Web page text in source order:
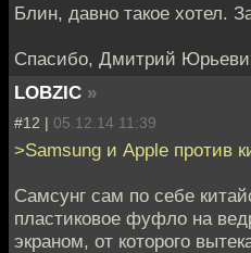
Блин, давно такое хотел.
Спасибо, Дмитрий
LOBZIC »
#12 | 05.12.14 11:39
>Samsung и Apple против
Самсунг сам по себе
пластиковое фуфло на
экраном, от которого